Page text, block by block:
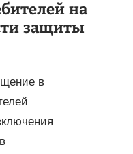
на
защиты
в